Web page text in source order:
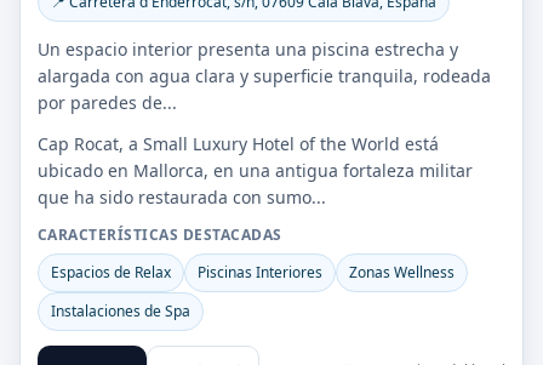
Un espacio interior presenta una piscina estrecha y
alargada con agua clara y superficie tranquila, rodeada
por paredes de...
Cap Rocat, a Small Luxury Hotel of the World está
ubicado en Mallorca, en una antigua fortaleza militar
que ha sido restaurada con sumo...
CARACTERÍSTICAS DESTACADAS
Espacios de Relax
Piscinas Interiores
Zonas Wellness
Instalaciones de Spa